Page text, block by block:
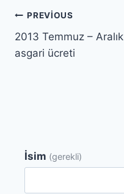
Yazı
gezinmesi
PREVIOUS
2013 Temmuz – Aralık
asgari ücreti
İsim (gerekli)